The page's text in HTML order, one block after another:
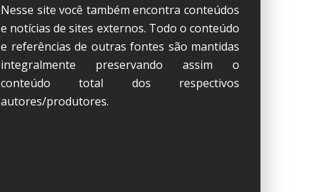
Nesse site você também encontra conteúdos
e notícias de sites externos. Todo o conteúdo
e referências de outras fontes são mantidas
integralmente preservando assim o
conteúdo total dos respectivos
autores/produtores.